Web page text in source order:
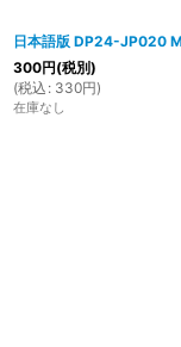
日本語版 DP24-JP020
300円(税別)
(税込 : 330円)
在庫なし